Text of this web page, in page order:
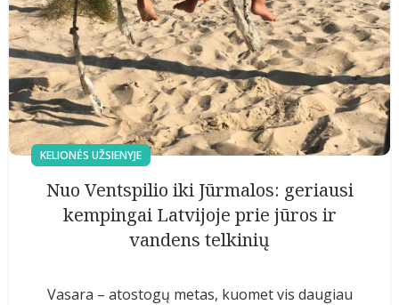
KELIONĖS UŽSIENYJE
Nuo Ventspilio iki Jūrmalos: geriausi
kempingai Latvijoje prie jūros ir
vandens telkinių
Vasara – atostogų metas, kuomet vis daugiau